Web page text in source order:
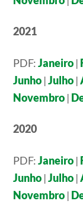
2021
PDF:Janeiro |
Junho |Julho |
Novembro |
2020
PDF:Janeiro |
Junho |Julho |
Novembro |